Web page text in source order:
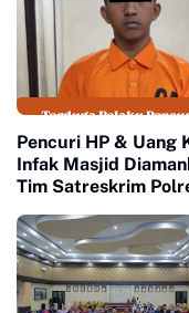
Pencuri HP & Uang
Infak Masjid
Tim Satreskrim